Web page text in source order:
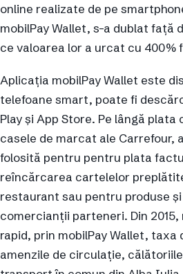
online realizate de pe
mobilPay Wallet, s-a dublat față
ce valoarea lor a urcat cu 400%
Aplicația mobilPay Wallet este
telefoane smart, poate fi
Play și App Store. Pe lângă
casele de marcat ale Carrefour,
folosită pentru pentru plata
reîncărcarea cartelelor
restaurant sau pentru produse
comercianţii parteneri. Din
rapid, prin mobilPay Wallet, taxa
amenzile de circulație,